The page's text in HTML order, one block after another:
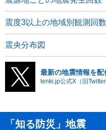
震度3以上の地域別観測回数
震央分布図
最新の地震情報を配
tenki.jp公式X（旧
「知る防災」地震